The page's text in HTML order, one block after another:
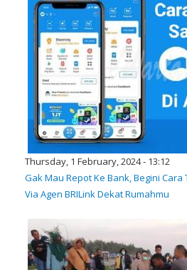
Thursday, 1 February, 2024 - 13:12
Gak Mau Repot Ke Bank, Begini Cara
Via Agen BRILink Dekat Rumahmu